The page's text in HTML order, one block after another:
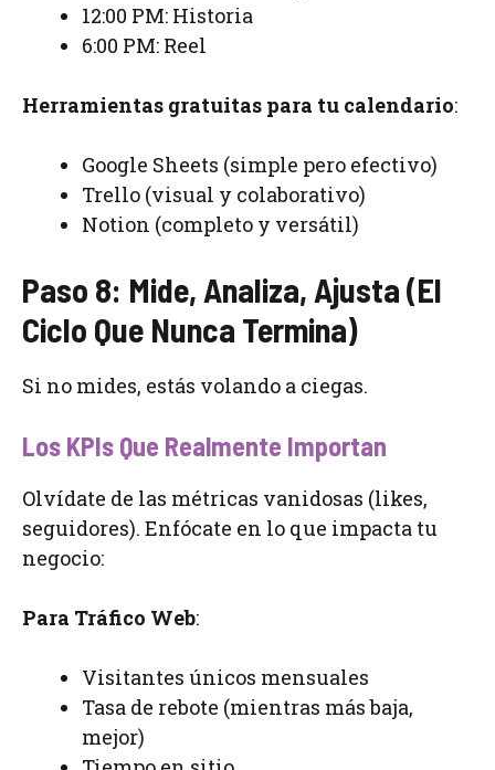
12:00 PM: Historia
6:00 PM: Reel
Herramientas gratuitas para tu calendario:
Google Sheets (simple pero efectivo)
Trello (visual y colaborativo)
Notion (completo y versátil)
Paso 8: Mide, Analiza, Ajusta (El
Ciclo Que Nunca Termina)
Si no mides, estás volando a ciegas.
Los KPIs Que Realmente Importan
Olvídate de las métricas vanidosas (likes,
seguidores). Enfócate en lo que impacta tu
negocio:
Para Tráfico Web:
Visitantes únicos mensuales
Tasa de rebote (mientras más baja,
mejor)